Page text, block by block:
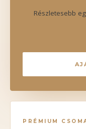
Részletesebb
PRÉMIUM